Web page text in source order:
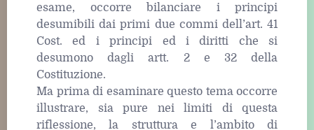
esame, occorre bilanciare i principi
desumibili dai primi due commi dell’art. 41
Cost. ed i principi ed i diritti che si
desumono dagli artt. 2 e 32 della
Costituzione.
Ma prima di esaminare questo tema occorre
illustrare, sia pure nei limiti di questa
riflessione, la struttura e l’ambito di